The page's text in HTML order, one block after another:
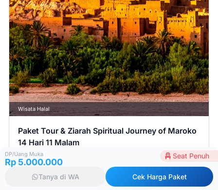
Wisata Halal
Paket Tour & Ziarah Spiritual Journey of Maroko
14 Hari 11 Malam
4 Apr 2026 Closed
Rp 63.900.000
DP/Uang Muka
Rp 5.000.000
Seat Penuh
Tanya di WA Cek Harga Paket